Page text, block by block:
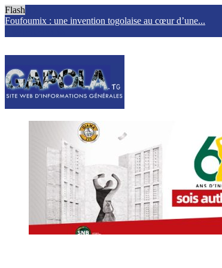
Flash
Foufoumix : une invention togolaise au cœur d’une...